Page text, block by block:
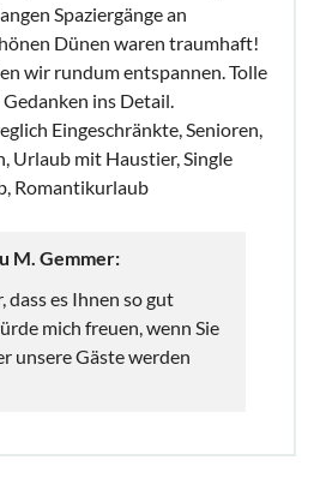
Spaziergänge an
Dünen waren traumhaft!
wir rundum entspannen. Tolle
ins Detail.
Eingeschränkte, Senioren,
Urlaub mit Haustier, Single
Romantikurlaub
M. Gemmer:
dass es Ihnen so gut
mich freuen, wenn Sie
unsere Gäste werden